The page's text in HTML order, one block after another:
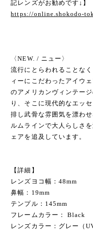
記レンズがお勧めです↓】
https://online.shokodo-
〈NEW. / ニュー〉
流行にとらわれることな
ィーにこだわったアイウ
のアメリカンヴィンテー
り、そこに現代的なエッ
排し武骨な雰囲気を漂わ
ルムラインで大人らしさ
ェアを追及しています。
【詳細】
レンズヨコ幅：48mm
鼻幅：19mm
テンプル：145mm
フレームカラー： Black
レンズカラー：グレー（